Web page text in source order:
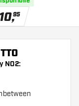
10,95
NO2: